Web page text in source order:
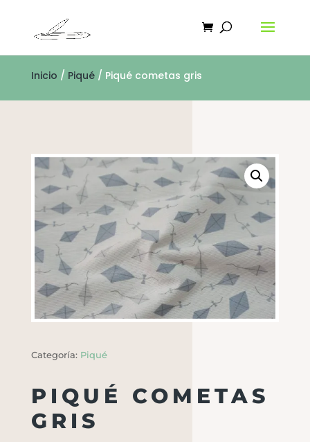
Inicio / Piqué/ Piqué cometas gris
Categoría: Piqué
PIQUÉ COMETAS
GRIS